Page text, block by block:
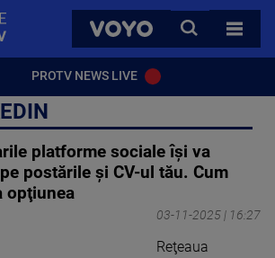
VOYO
CAUTA
TOATE
PROTV NEWS LIVE
platforme sociale îşi va
postările şi CV-ul tău. Cum
opţiunea
03-11-2025 | 16:27
Reţeaua